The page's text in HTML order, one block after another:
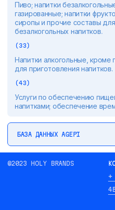
БАЗА ДАННЫХ AGEPI
Пиво; напитки
газированные; напитки
сиропы и прочие составы
безалкогольных напитков.
(33)
Напитки алкогольные, кроме
для приготовления напитков.
(43)
Услуги по обеспечению
напитками; обеспечение
©2023 HOLY BRANDS
+